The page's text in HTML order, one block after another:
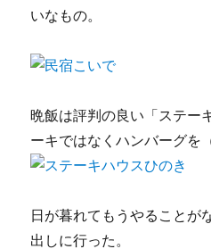
いなもの。
晩飯は評判の良い「ステー
ーキではなくハンバーグを
日が暮れてもうやることが
出しに行った。